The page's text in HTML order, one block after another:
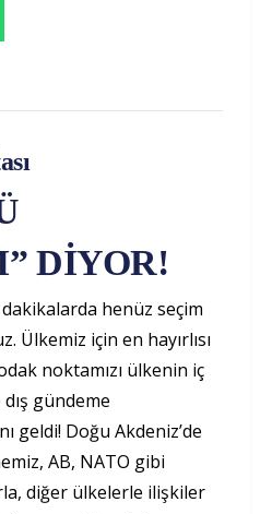
DİYOR!
dakikalarda henüz seçim
Ülkemiz için en hayırlısı
noktamızı ülkenin iç
gündeme
geldi! Doğu Akdeniz’de
AB, NATO gibi
diğer ülkelerle ilişkiler